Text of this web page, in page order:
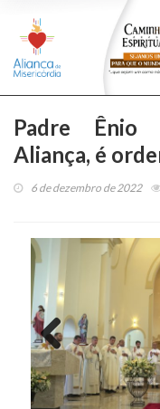
Padre Ênio
Aliança, é
6 de dezembro de 2022
Previous